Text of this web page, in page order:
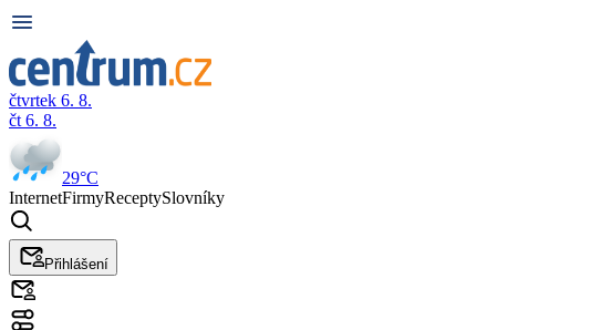
čtvrtek 6. 8.
čt 6. 8.
29°C
InternetFirmyReceptySlovníky
Přihlášení